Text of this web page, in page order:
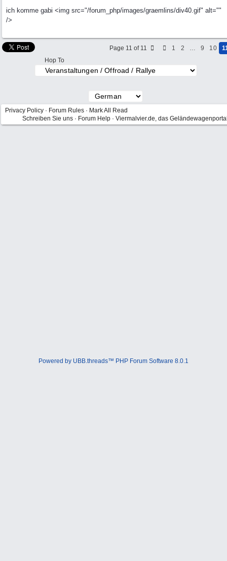
ich komme gabi <img src="/forum_php/images/graemlins/div40.gif" alt=""
/>
Page 11 of 11 1 2 … 9 10
Hop To
Privacy Policy · Forum Rules · Mark All Read
Schreiben Sie uns · Forum Help · Viermalvier.de, das
Powered by UBB.threads™ PHP Forum Software 8.0.1